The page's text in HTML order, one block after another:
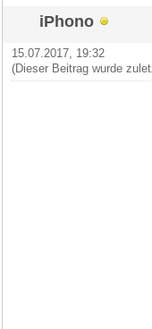
iPhono
15.07.2017, 19:32
(Dieser Beitrag wurde